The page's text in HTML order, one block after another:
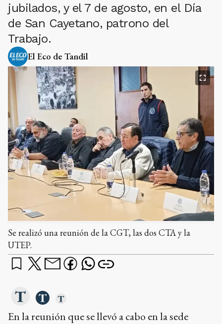
jubilados, y el 7 de agosto, en el Día
de San Cayetano, patrono del
Trabajo.
El Eco de Tandil
Se realizó una reunión de la CGT, las dos CTA y la
UTEP.
En la reunión que se llevó a cabo en la sede